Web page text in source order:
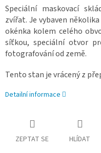
Speciální maskovací
zvířat. Je vybaven
okénka kolem celého
síťkou, speciální otvor
fotografování od země.
Tento stan je vrácený z
Detailní informace
ZEPTAT SE HLÍDAT